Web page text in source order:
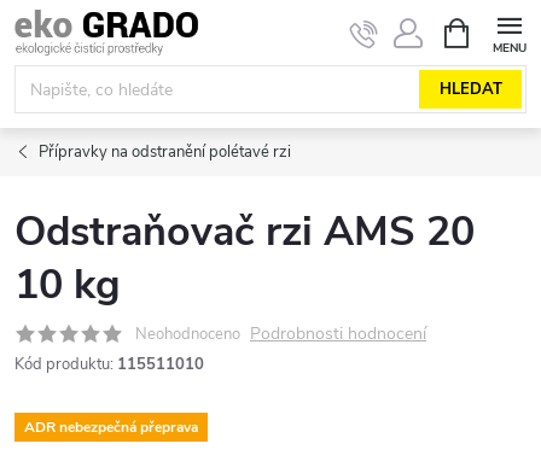
Přejít
na
obsah
HLEDAT
NÁKUPNÍ
KOŠÍK
Přípravky na odstranění polétavé rzi
Odstraňovač rzi AMS 20
10 kg
Neohodnoceno Podrobnosti hodnocení
Kód produktu: 115511010
ADR nebezpečná přeprava